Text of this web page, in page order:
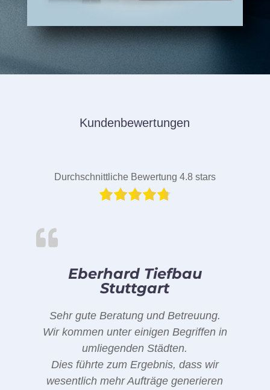
Kundenbewertungen
Durchschnittliche Bewertung 4.8 stars
Eberhard Tiefbau
Stuttgart
Sehr gute Beratung und Betreuung.
Wir kommen unter einigen Begriffen in
umliegenden Städten.
Dies führte zum Ergebnis, dass wir
wesentlich mehr Aufträge generieren